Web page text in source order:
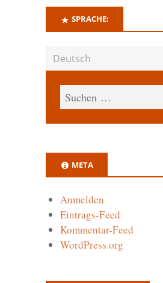
SPRACHE:
META
Anmelden
Eintrags-Feed
Kommentar-Feed
WordPress.org